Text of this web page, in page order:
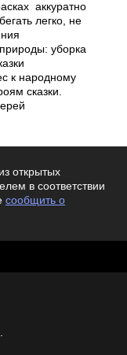
аккуратно
легко, не
уборка
к народному
сказки.
открытых
в соответствии
сообщить о